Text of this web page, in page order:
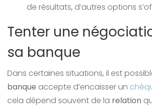
de résultats, d’autres options
Tenter une
sa banque
Dans certaines situations, il est
banque accepte d’encaisser un
cela dépend souvent de la relation